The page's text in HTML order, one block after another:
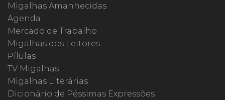
Migalhas Amanhecidas
Agenda
Mercado de Trabalho
Migalhas dos Leitores
Pílulas
TV Migalhas
Migalhas Literárias
Dicionário de Péssimas Expressões